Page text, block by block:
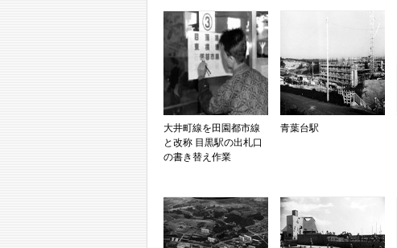
大井町線を田園都市線
と改称 目黒駅の出札口
の書き替え作業
青葉台駅